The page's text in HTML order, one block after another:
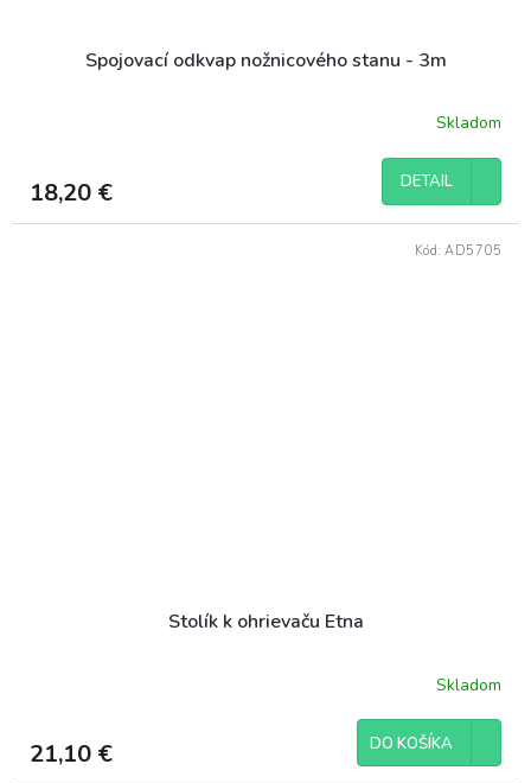
Spojovací odkvap nožnicového stanu - 3m
Skladom
18,20 € DETAIL
Stolík k ohrievaču Etna
Skladom
21,10 € DO KOŠÍKA
Kód: AD5705